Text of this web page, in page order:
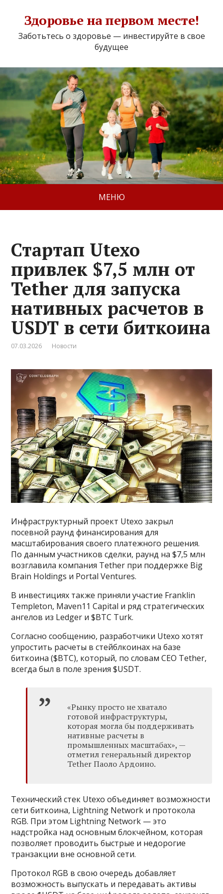
Здоровье на первом месте!
Заботьтесь о здоровье — инвестируйте в свое
будущее
МЕНЮ
Стартап Utexo
привлек $7,5 млн от
Tether для запуска
нативных расчетов в
USDT в сети биткоина
07.03.2026 Новости
Инфраструктурный проект Utexo закрыл
посевной раунд финансирования для
масштабирования своего платежного решения.
По данным участников сделки, раунд на $7,5 млн
возглавила компания Tether при поддержке Big
Brain Holdings и Portal Ventures.
В инвестициях также приняли участие Franklin
Templeton, Maven11 Capital и ряд стратегических
ангелов из Ledger и $BTC Turk.
Согласно сообщению, разработчики Utexo хотят
упростить расчеты в стейблкоинах на базе
биткоина ($BTC), который, по словам CEO Tether,
всегда был в поле зрения $USDT.
«Рынку просто не хватало
готовой инфраструктуры,
которая могла бы поддерживать
нативные расчеты в
промышленных масштабах», —
отметил генеральный директор
Tether Паоло Ардоино.
Технический стек Utexo объединяет возможности
сети биткоина, Lightning Network и протокола
RGB. При этом Lightning Network — это
надстройка над основным блокчейном, которая
позволяет проводить быстрые и недорогие
транзакции вне основной сети.
Протокол RGB в свою очередь добавляет
возможность выпускать и передавать активы